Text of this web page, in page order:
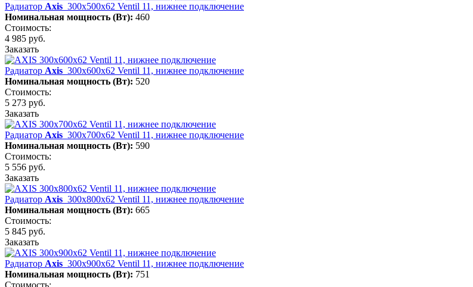
Радиатор Axis 300х500х62 Ventil 11, нижнее подключение
Номинальная мощность (Вт): 460
Стоимость:
4 985 руб.
Заказать
Радиатор Axis 300х600х62 Ventil 11, нижнее подключение
Номинальная мощность (Вт): 520
Стоимость:
5 273 руб.
Заказать
Радиатор Axis 300х700х62 Ventil 11, нижнее подключение
Номинальная мощность (Вт): 590
Стоимость:
5 556 руб.
Заказать
Радиатор Axis 300х800х62 Ventil 11, нижнее подключение
Номинальная мощность (Вт): 665
Стоимость:
5 845 руб.
Заказать
Радиатор Axis 300х900х62 Ventil 11, нижнее подключение
Номинальная мощность (Вт): 751
Стоимость: